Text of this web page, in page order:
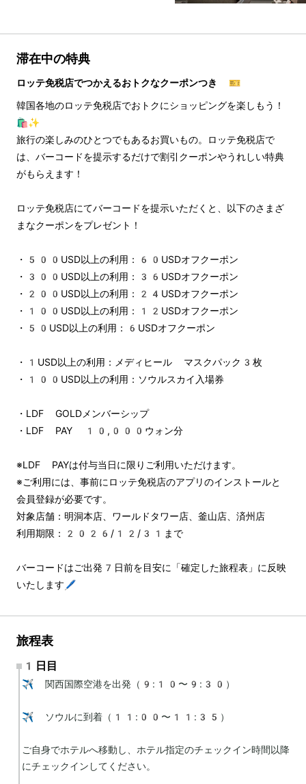
滞在中の特典
ロッテ免税店でつかえるおトクなクーポンつき 🎫
韓国各地のロッテ免税店でおトクにショッピングを楽しもう！
🛍️✨
旅行の楽しみのひとつでもあるお買いもの。ロッテ免税店で
は、バーコードを提示するだけで割引クーポンやうれしい特典
がもらえます！
ロッテ免税店にてバーコードを提示いただくと、以下のさまざ
まなクーポンをプレゼント！
・500USD以上の利用：60USDオフクーポン
・300USD以上の利用：36USDオフクーポン
・200USD以上の利用：24USDオフクーポン
・100USD以上の利用：12USDオフクーポン
・50USD以上の利用：6USDオフクーポン
・1USD以上の利用：メディヒール マスクパック3枚
・100USD以上の利用：ソウルスカイ入場券
・LDF GOLDメンバーシップ
・LDF PAY 10,000ウォン分
※LDF PAYは付与当日に限りご利用いただけます。
※ご利用には、事前にロッテ免税店のアプリのインストールと
会員登録が必要です。
対象店舗：明洞本店、ワールドタワー店、釜山店、済州店
利用期限：2026/12/31まで
バーコードはご出発7日前を目安に「確定した旅程表」に反映
いたします🖊️
旅程表
1日目
✈️ 関西国際空港を出発（9:10〜9:30）
✈️ ソウルに到着（11:00〜11:35）
ご自身でホテルへ移動し、ホテル指定のチェックイン時間以降
にチェックインしてください。